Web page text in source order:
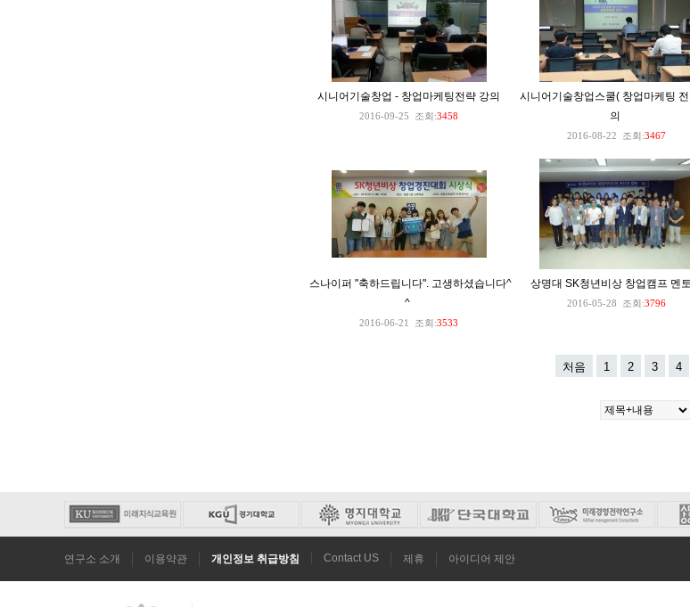
시니어기술창업 - 창업마케팅전략 강의
2016-09-25 조회:3458
시니어기술창업스쿨( 창업마케팅
의
2016-08-22 조회:3467
스나이퍼 "축하드립니다". 고생하셨습니다^
^
2016-06-21 조회:3533
상명대 SK청년비상 창업캠프 멘
2016-05-28 조회:3796
처음 1 2 3 4
연구소 소개 이용약관 개인정보 취급방침 Contact US 제휴 아이디어 제안